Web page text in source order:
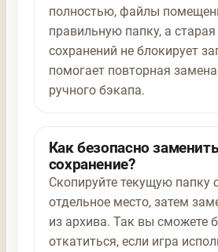
полностью, файлы
правильную папку, а
сохранений не блокирует
помогает повторная
ручного бэкапа.
Как безопасно
сохранение?
Скопируйте текущую папку
отдельное место, затем
из архива. Так вы сможете
откатиться, если игра